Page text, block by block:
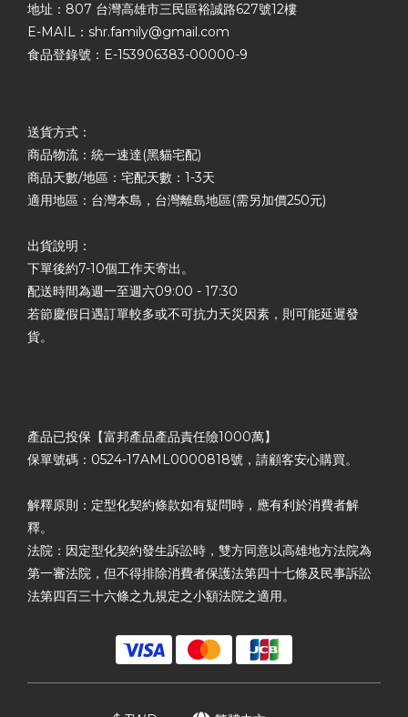
地址：807 台灣高雄市三民區裕誠路627號12樓
E-MAIL：shr.family@gmail.com
食品登錄號：E-153906383-00000-9
送貨方式：
商品物流：統一速達(黑貓宅配)
商品天數/地區：宅配天數：1-3天
適用地區：台灣本島，台灣離島地區(需另加價250元)
出貨說明：
下單後約7-10個工作天寄出。
配送時間為週一至週六09:00 - 17:30
若節慶假日遇訂單較多或不可抗力天災因素，則可能延遲發
貨。
產品已投保【富邦產品產品責任險1000萬】
保單號碼：0524-17AML0000818號，請顧客安心購買。
解釋原則：定型化契約條款如有疑問時，應有利於消費者解
釋。
法院：因定型化契約發生訴訟時，雙方同意以高雄地方法院為
第一審法院，但不得排除消費者保護法第四十七條及民事訴訟
法第四百三十六條之九規定之小額法院之適用。